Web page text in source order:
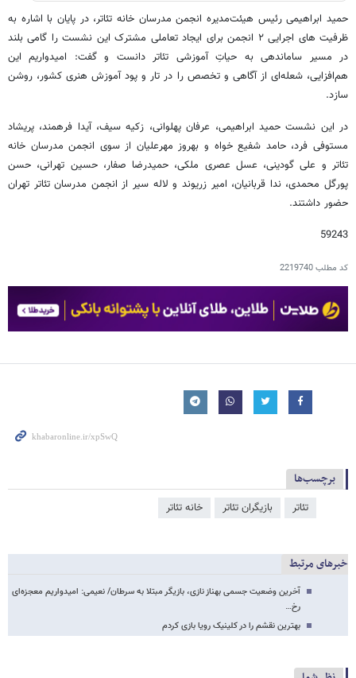
حمید ابراهیمی رئیس هیئت‌مدیره انجمن مدرسان خانه تئاتر، در پایان با اشاره به
ظرفیت های اجرایی ۲ انجمن برای ایجاد تعاملی مشترک این نشست را گامی بلند
در مسیر ساماندهی به حیاتِ آموزشی تئاتر دانست و گفت: امیدواریم این
هم‌افزایی، شعله‌ای از آگاهی و تخصص را در تار و پود آموزش هنری کشور، روشن‌
سازد.
در این نشست حمید ابراهیمی، عرفان پهلوانی، زکیه سیف، آیدا فرهمند، پریشاد
مستوفی فرد، حامد شفیع خواه و بهروز مهرعلیان از سوی انجمن مدرسان خانه
تئاتر و علی گودینی، عسل عصری ملکی، حمیدرضا صفار، حسین تهرانی، حسن
پورگل محمدی، ندا قربانیان، امیر زریوند و لاله سیر از انجمن مدرسان تئاتر تهران
حضور داشتند.
59243
کد مطلب2219740
برچسب‌ها
تئاتر بازیگران تئاتر خانه تئاتر
خبرهای مرتبط
آخرین وضعیت جسمی بهناز نازی، بازیگر مبتلا به سرطان/ نعیمی: امیدواریم معجزه‌ای
رخ…
بهترین نقشم را در کلینیک رویا بازی کردم